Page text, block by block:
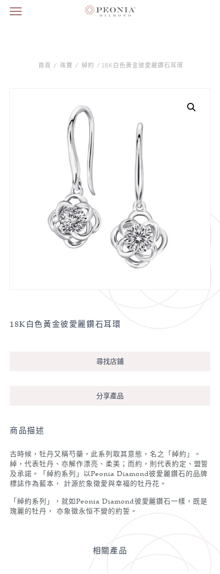
首頁 / 珠寶 / 綽約 / 18K白色黃金彼愛麗鑽石耳環
18K白色黃金彼愛麗鑽石耳環
尋找店鋪
分享產品
商品描述
古時候，牡丹又稱芍藥，此系列取其意態，名之「綽約」。
綽，代表牡丹、亦解作漂亮、柔美；而約，則代表約定、盟誓
及承諾。「綽約系列」以Peonia Diamond彼愛麗鑽石的品牌
標誌作為藍本， 計源於象徵愛與幸福的牡丹花。
「綽約系列」，就如Peonia Diamond彼愛麗鑽石一樣，既是
瑰麗的牡丹， 亦象徵永恒不變的約誓。
相關產品